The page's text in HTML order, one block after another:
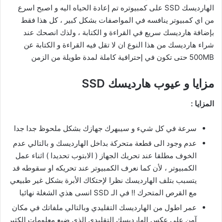
الهارديسك SSD على كمبيوتره تم إعادة الحياه اليه و اصبح اسرع
من اي كمبيوتر ينافسه في المواصفات بشكل كبير ، كل هذا فقط
بإضافة هارديسك سريع في القراءة و الكتابة ، ولذك انصحك عند
شراء هارديسك من هذا النوع ان لا تقل فيه القراءة و الكتابة عن
500MB حتى تكون في إحترافية كاملة لمدة طويلة من الزمن
مزايا و عيوب هارديسك SSD
المزايا :
سرعة في كل شيء و سيبهرك جهازك بشكل ملحوظ جدا جدا
عدم وجود الى قطعة متحركة بداخل الهارديسك و بالتالي عدم
الخوف مطلقا عند تحريك الجهاز ( الابتوب تحديدا ) اثناء عمل
الكمبيوتر ، لأن كما نعرف الكمبيوتر عند تحريكه او سقوطه قد
يتسبب بتلف الهارديسك نظرا لإحتكاك الأبرة بشكل غير طبيعي
مع القرص المتحرك !! في الـ SSD انسى هذي الشغلة نهائيا
عمر اطول من الهارديسك التقليدي وبالتالي ملفاتك في مكان
آمن على عكس الهارديسك التقليدي الذي ضيع معلومات الكثير